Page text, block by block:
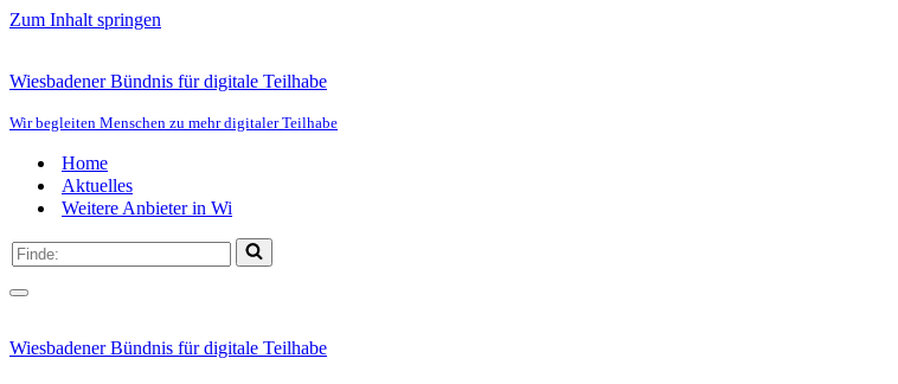
Zum Inhalt springen
Wiesbadener Bündnis für digitale Teilhabe
Wir begleiten Menschen zu mehr digitaler Teilhabe
Home
Aktuelles
Weitere Anbieter in Wi
Suchen
nach …
Navigationsmenü
Wiesbadener Bündnis für digitale Teilhabe